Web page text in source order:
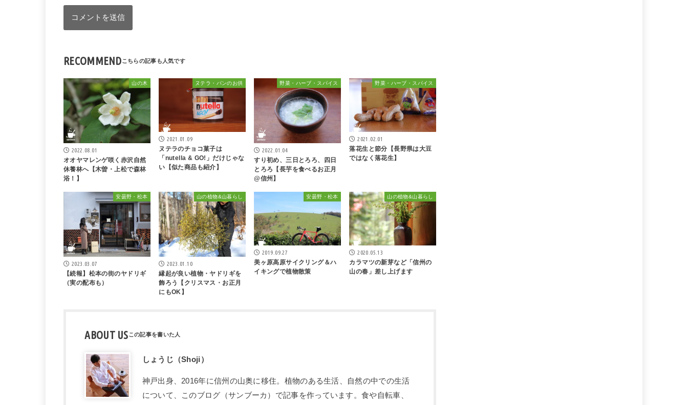
RECOMMEND
山の木
2022.08.01
オオヤマレンゲ咲く赤沢自然
休養林へ【木曽・上松で森林
浴！】
ヌテラ・パンのお供
2021.01.09
ヌテラのチョコ菓子は
「nutella & GO!」だけじゃな
い【似た商品も紹介】
野菜・ハーブ・スパイス
2022.01.04
すり初め、三日とろろ、四日
とろろ【長芋を食べるお正月
@信州】
野菜・ハーブ・スパイス
2021.02.01
落花生と節分【長野県は大豆
ではなく落花生】
安曇野・松本
2023.03.07
【続報】松本の街のヤドリギ
（実の配布も）
山の植物&山暮らし
2023.01.10
縁起が良い植物・ヤドリギを
飾ろう【クリスマス・お正月
にもOK】
安曇野・松本
2019.09.27
美ヶ原高原サイクリング＆ハ
イキングで植物散策
山の植物&山暮らし
2020.05.13
カラマツの新芽など「信州の
山の春」差し上げます
ABOUT US
しょうじ（Shoji）
神戸出身、2016年に信州の山奥に移住。植物のある生活、自然の中での生活
について、このブログ（サンブーカ）で記事を作っています。食や自転車、